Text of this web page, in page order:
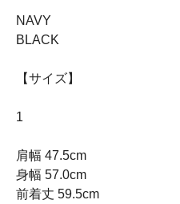
NAVY
BLACK
【サイズ】
1
肩幅 47.5cm
身幅 57.0cm
前着丈 59.5cm